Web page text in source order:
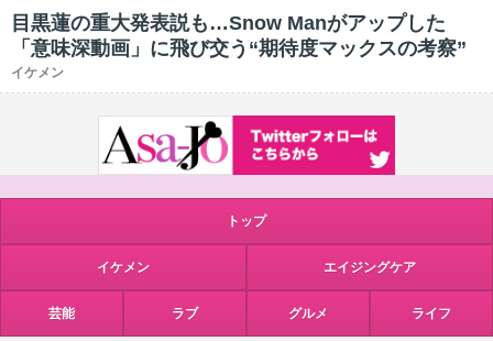
目黒蓮の重大発表説も…Snow Manがアップした
「意味深動画」に飛び交う“期待度マックスの考察”
イケメン
トップ
イケメン エイジングケア
芸能 ラブ グルメ ライフ